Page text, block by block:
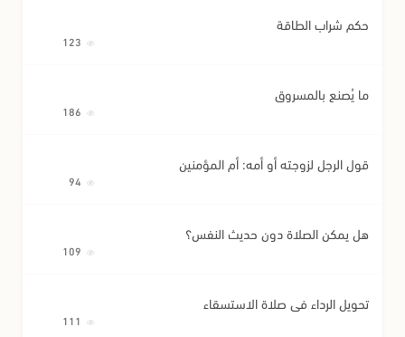
حكم شراب الطاقة
ما يُصنع بالمسروق
قول الرجل لزوجته أو أمه: أم المؤمنين
هل يمكن الصلاة دون حديث النفس؟
تحويل الرداء في صلاة الاستسقاء